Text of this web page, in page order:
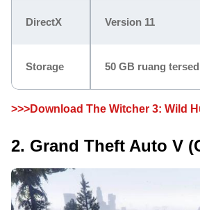
DirectX Version 11
Storage 50 GB ruang
>>>Download The Witcher 3: Wild
2. Grand Theft Auto V